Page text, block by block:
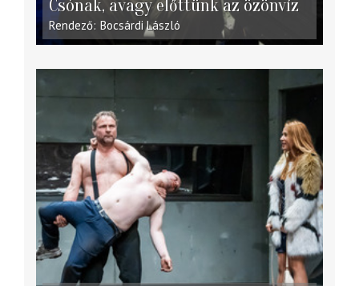
Csónak, avagy előttünk az özönvíz
Rendező Bocsárdi László